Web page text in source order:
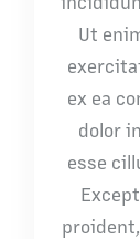
Ut
ex ea
dolor
esse